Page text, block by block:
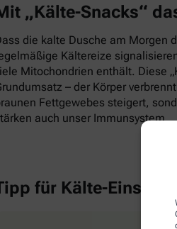
„Kälte-Snacks“
die kalte Dusche am Morgen
Kältereize
Mitochondrien enthält. Diese
– der Körper
Fettgewebes steigert,
auch unser Immunsystem.
für Kälte-Einsteiger